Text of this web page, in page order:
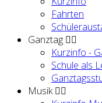
Fahrten
Ganztag
Kurzinfo -
Schule als
Musik